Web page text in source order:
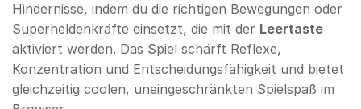
Hindernisse, indem du die richtigen Bewegungen oder
Superheldenkräfte einsetzt, die mit der Leertaste
aktiviert werden. Das Spiel schärft Reflexe,
Konzentration und Entscheidungsfähigkeit und bietet
gleichzeitig coolen, uneingeschränkten Spielspaß im